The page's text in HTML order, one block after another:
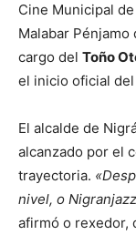
Cine Municipal
Malabar
cargo del Toño
el inicio oficial
El alcalde de
alcanzado por el
trayectoria.
nivel, o
afirmó o rexedor,